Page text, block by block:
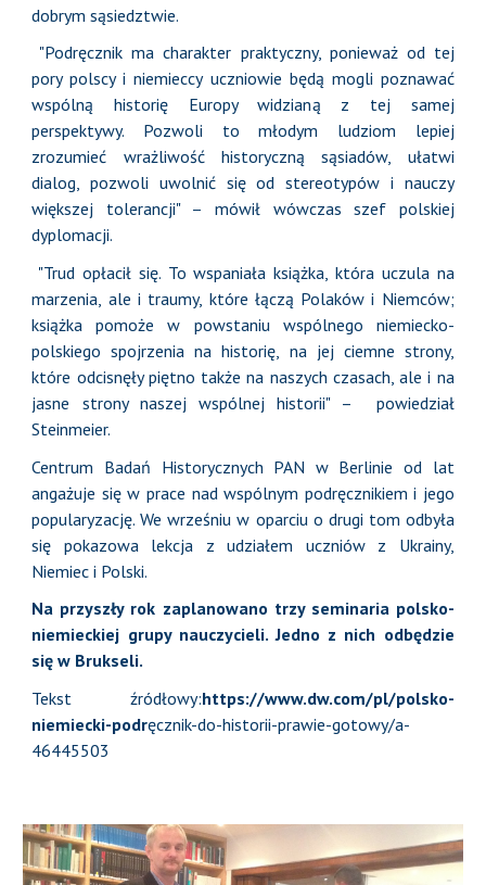
dobrym sąsiedztwie.
"Podręcznik ma charakter praktyczny, ponieważ od tej
pory polscy i niemieccy uczniowie będą mogli poznawać
wspólną historię Europy widzianą z tej samej
perspektywy. Pozwoli to młodym ludziom lepiej
zrozumieć wrażliwość historyczną sąsiadów, ułatwi
dialog, pozwoli uwolnić się od stereotypów i nauczy
większej tolerancji" – mówił wówczas szef polskiej
dyplomacji.
"Trud opłacił się. To wspaniała książka, która uczula na
marzenia, ale i traumy, które łączą Polaków i Niemców;
książka pomoże w powstaniu wspólnego niemiecko-
polskiego spojrzenia na historię, na jej ciemne strony,
które odcisnęły piętno także na naszych czasach, ale i na
jasne strony naszej wspólnej historii" – powiedział
Steinmeier.
Centrum Badań Historycznych PAN w Berlinie od lat
angażuje się w prace nad wspólnym podręcznikiem i jego
popularyzację. We wrześniu w oparciu o drugi tom odbyła
się pokazowa lekcja z udziałem uczniów z Ukrainy,
Niemiec i Polski.
Na przyszły rok zaplanowano trzy seminaria polsko-
niemieckiej grupy nauczycieli. Jedno z nich odbędzie
się w Brukseli.
Tekst źródłowy:https://www.dw.com/pl/polsko-
niemiecki-podręcznik-do-historii-prawie-gotowy/a-
46445503